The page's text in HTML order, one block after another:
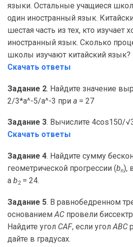
языки. Остальные учащиеся
один иностранный язык.
шестая часть из тех, кто изучает
иностранный язык. Сколько
школы изучают китайский язык?
Скачать ответы
Задание 2. Найдите значение
2/3*a^-5/a^-3 при a = 27
Задание 3. Вычислите 4cos150/
Скачать ответы
Задание 4. Найдите сумму
геометрической прогрессии (bn),
а b2 = 24.
Задание 5. В равнобедренном
основанием AC провели
Найдите угол CAF, если угол ABC
дайте в градусах.